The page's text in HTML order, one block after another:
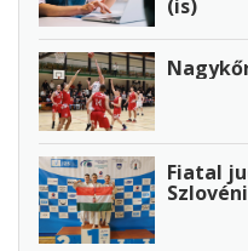
(is)
Fiatal